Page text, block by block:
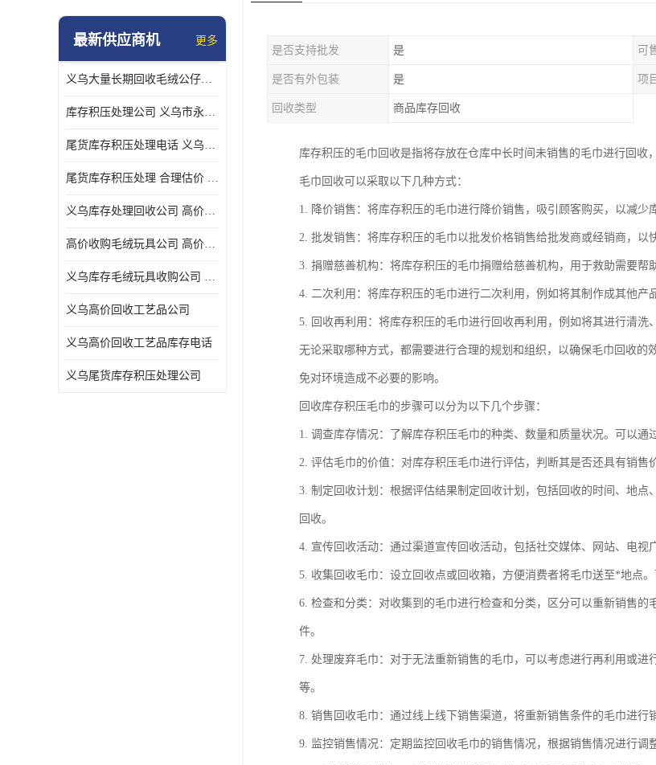
水杯保温杯库存回收
五金工具库存回收
库存厨具回收
最新供应商机 更多
义乌大量长期回收毛绒公仔公司 高价回收库存积压 高价回收 欢迎电话咨询
库存积压处理公司 义乌市永峰贸易商行
尾货库存积压处理电话 义乌市永峰贸易商行
尾货库存积压处理 合理估价 量大量小均可
义乌库存处理回收公司 高价回收库存积压 大量尾货回收
高价收购毛绒玩具公司 高价回收库存积压 回收库存 二手勿扰
义乌库存毛绒玩具收购公司 高价回收库存积压 义乌市永峰贸易商行
义乌高价回收工艺品公司
义乌高价回收工艺品库存电话
义乌尾货库存积压处理公司
是否支持批发 是 可
是否有外包装 是 项
回收类型 商品库存回收
库存积压的毛巾回收是指将存放在仓库中长时间未销售的毛巾进行回收
毛巾回收可以采取以下几种方式：
1. 降价销售：将库存积压的毛巾进行降价销售，吸引顾客购买，以减少
2. 批发销售：将库存积压的毛巾以批发价格销售给批发商或经销商，以
3. 捐赠慈善机构：将库存积压的毛巾捐赠给慈善机构，用于救助需要帮
4. 二次利用：将库存积压的毛巾进行二次利用，例如将其制作成其他产
5. 回收再利用：将库存积压的毛巾进行回收再利用，例如将其进行清洗
无论采取哪种方式，都需要进行合理的规划和组织，以确保毛巾回收
免对环境造成不必要的影响。
回收库存积压毛巾的步骤可以分为以下几个步骤：
1. 调查库存情况：了解库存积压毛巾的种类、数量和质量状况。可以通
2. 评估毛巾的价值：对库存积压毛巾进行评估，判断其是否还具有销售
3. 制定回收计划：根据评估结果制定回收计划，包括回收的时间、地
回收。
4. 宣传回收活动：通过渠道宣传回收活动，包括社交媒体、网站、电视
5. 收集回收毛巾：设立回收点或回收箱，方便消费者将毛巾送至*地点
6. 检查和分类：对收集到的毛巾进行检查和分类，区分可以重新销售
件。
7. 处理废弃毛巾：对于无法重新销售的毛巾，可以考虑进行再利用或
等。
8. 销售回收毛巾：通过线上线下销售渠道，将重新销售条件的毛巾进行
9. 监控销售情况：定期监控回收毛巾的销售情况，根据销售情况进行调